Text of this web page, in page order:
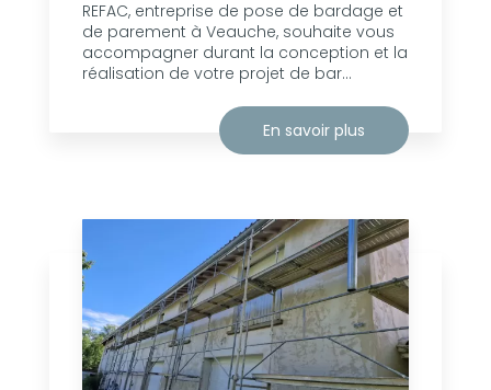
REFAC, entreprise de pose de bardage et
de parement à Veauche, souhaite vous
accompagner durant la conception et la
réalisation de votre projet de bar...
En savoir plus